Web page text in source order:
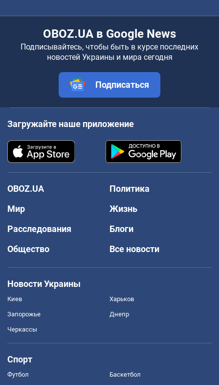
OBOZ.UA в Google News
Подписывайтесь, чтобы быть в курсе последних
новостей Украины и мира сегодня
Подписаться
Загружайте наше приложение
OBOZ.UA
Политика
Мир
Жизнь
Расследования
Блоги
Общество
Все новости
Новости Украины
Киев Харьков
Запорожье Днепр
Черкассы
Спорт
Футбол Баскетбол